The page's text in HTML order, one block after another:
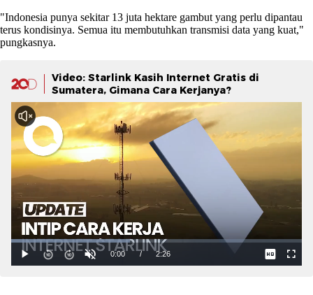
"Indonesia punya sekitar 13 juta hektare gambut yang perlu dipantau
terus kondisinya. Semua itu membutuhkan transmisi data yang kuat,"
pungkasnya.
Video: Starlink Kasih Internet Gratis di
Sumatera, Gimana Cara Kerjanya?